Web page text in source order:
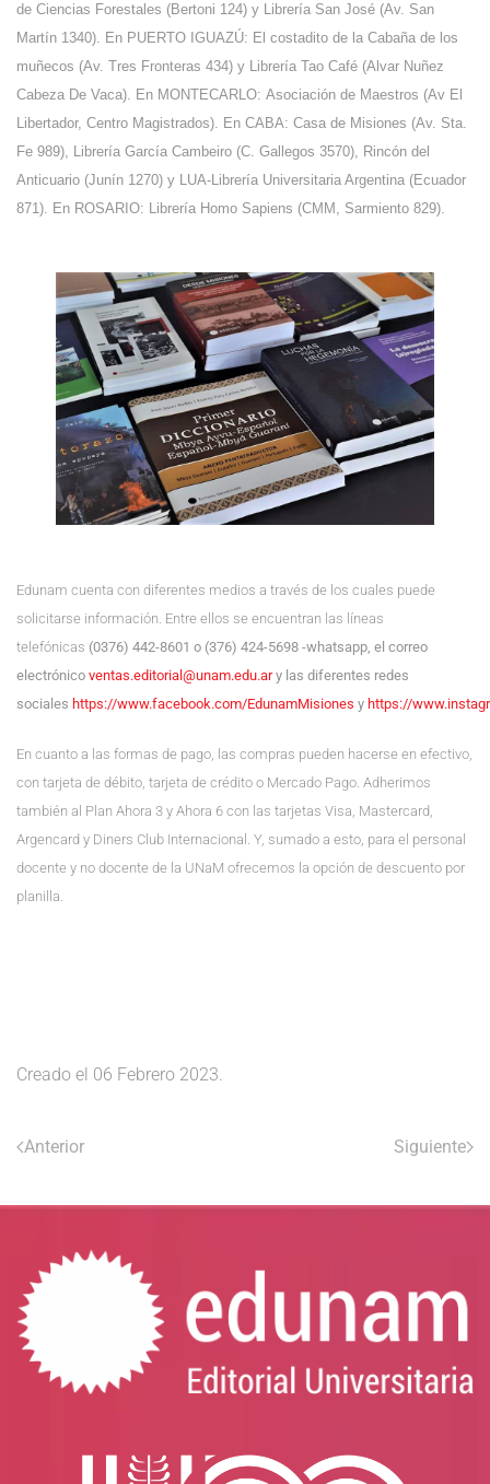
de Ciencias Forestales (Bertoni 124) y Librería San José (Av. San
Martín 1340). En PUERTO IGUAZÚ: El costadito de la Cabaña de los
muñecos (Av. Tres Fronteras 434) y Librería Tao Café (Alvar Nuñez
Cabeza De Vaca). En MONTECARLO: Asociación de Maestros (Av El
Libertador, Centro Magistrados). En CABA: Casa de Misiones (Av. Sta.
Fe 989), Librería García Cambeiro (C. Gallegos 3570), Rincón del
Anticuario (Junín 1270) y LUA-Librería Universitaria Argentina (Ecuador
871). En ROSARIO: Librería Homo Sapiens (CMM, Sarmiento 829).
Edunam cuenta con diferentes medios a través de los cuales puede
solicitarse información. Entre ellos se encuentran las líneas
telefónicas (0376) 442-8601 o (376) 424-5698 -whatsapp, el correo
electrónico ventas.editorial@unam.edu.ary las diferentes redes
sociales https://www.facebook.com/EdunamMisiones y https://
En cuanto a las formas de pago, las compras pueden hacerse en efectivo,
con tarjeta de débito, tarjeta de crédito o Mercado Pago. Adherimos
también al Plan Ahora 3 y Ahora 6 con las tarjetas Visa, Mastercard,
Argencard y Diners Club Internacional. Y, sumado a esto, para el personal
docente y no docente de la UNaM ofrecemos la opción de descuento por
planilla.
Creado el 06 Febrero 2023
Anterior Siguiente